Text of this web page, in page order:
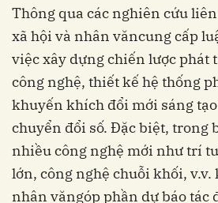
Thông qua các nghiên cứu
xã hội và nhân văncung cấp
việc xây dựng chiến lược phát
công nghệ, thiết kế hệ thống
khuyến khích đổi mới sáng
chuyển đổi số. Đặc biệt, trong
nhiều công nghệ mới như trí
lớn, công nghệ chuỗi khối, v.v.
nhân văngóp phần dự báo tác